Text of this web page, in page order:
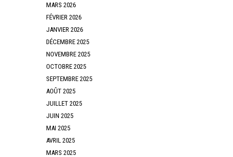
MARS 2026
FÉVRIER 2026
JANVIER 2026
DÉCEMBRE 2025
NOVEMBRE 2025
OCTOBRE 2025
SEPTEMBRE 2025
AOÛT 2025
JUILLET 2025
JUIN 2025
MAI 2025
AVRIL 2025
MARS 2025